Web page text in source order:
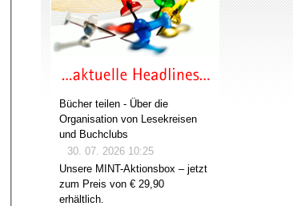
Bücher teilen - Über die
Organisation von Lesekreisen
und Buchclubs
30. 07. 2026 10:25
Unsere MINT-Aktionsbox – jetzt
zum Preis von € 29,90
erhältlich.